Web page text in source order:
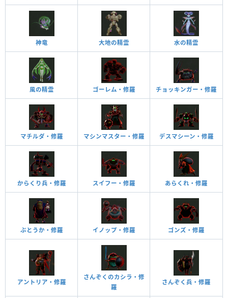
神竜 大地の精霊 水の精霊
風の精霊 ゴーレム・修羅 チョッキンガー・修羅
マチルダ・修羅 マシンマスター・修羅 デスマシーン・修羅
からくり兵・修羅 スイフー・修羅 あらくれ・修羅
ぶとうか・修羅 イノップ・修羅 ゴンズ・修羅
アントリア・修羅
さんぞくのカシラ・修
羅
さんぞく兵・修羅